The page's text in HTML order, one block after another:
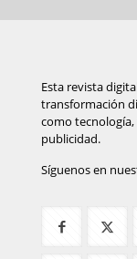
Esta revista
transformación
como
publicidad.
Síguenos en